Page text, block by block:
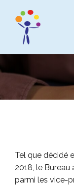
Tel que décidé
2018, le Bureau
parmi les vice-